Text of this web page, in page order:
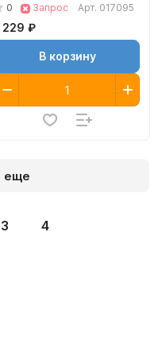
0 Запрос Арт. 017095
229 ₽
В корзину
еще
3 4